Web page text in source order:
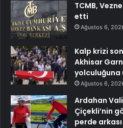
TCMB,
etti
Ağustos 6,
Kalp krizi
Akhisar
yolculuğuna
Ağustos 6,
Ardahan
Çiçekli’nin
perde arkası